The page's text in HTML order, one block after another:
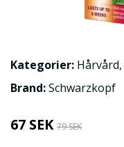
Kategorier: Hårvård,
Brand:Schwarzkopf
67 SEK 79 SEK